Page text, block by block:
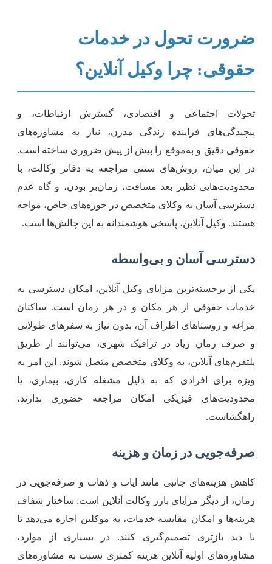
تحول در خدمات
چرا وکیل آنلاین؟
اجتماعی و اقتصادی، گسترش ارتباطات، و
فزاینده زندگی مدرن، نیاز به مشاوره‌های
دقیق و به‌موقع را بیش از پیش ضروری ساخته است.
این میان، روش‌های سنتی مراجعه به دفاتر وکالت، با
نظیر بعد مسافت، زمان‌بر بودن، و گاه عدم
آسان به وکلای متخصص در حوزه‌های خاص، مواجه
وکیل آنلاین، پاسخی هوشمندانه به این چالش‌ها است.
آسان و بی‌واسطه
از برجسته‌ترین مزایای وکیل آنلاین، امکان دسترسی به
حقوقی از هر مکان و در هر زمان است. ساکنان
و روستاهای اطراف آن، بدون نیاز به سفرهای طولانی
صرف زمان زیاد در ترافیک شهری، می‌توانند از طریق
آنلاین، به وکلای متخصص متصل شوند. این امر به
برای افرادی که به دلیل مشغله کاری، بیماری، یا
فیزیکی امکان مراجعه حضوری ندارند،
در زمان و هزینه
هزینه‌های جانبی مانند ایاب و ذهاب و صرفه‌جویی در
از دیگر مزایای بارز وکالت آنلاین است. ساختار شفاف
و امکان مقایسه خدمات، به موکلین اجازه می‌دهد تا
دید بازتری تصمیم‌گیری کنند. در بسیاری از موارد،
اولیه آنلاین هزینه کمتری نسبت به مشاوره‌های